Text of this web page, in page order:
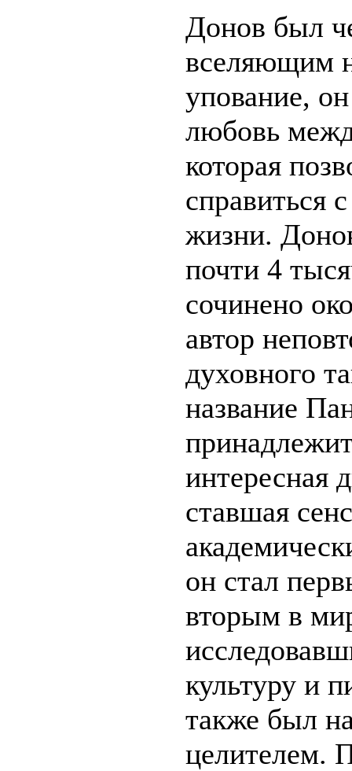
Донов был
вселяющим
упование,
любовь
которая
справиться
жизни.
почти 4
сочинено
автор
духовного
название
интересная
ставшая
он стал
вторым в
культуру и
также был
целителем.